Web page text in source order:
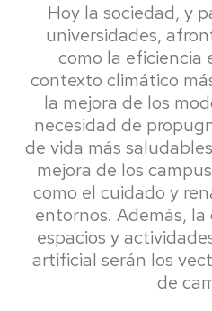
Hoy la sociedad, y
universidades,
como la eficiencia
contexto climático
la mejora de los
necesidad de
de vida más
mejora de los
como el cuidado y
entornos. Además,
espacios y
artificial serán los
de